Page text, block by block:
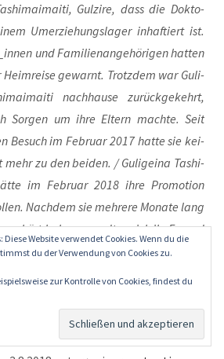
Gul­zi­re, dass die Dok­to­
Umer­zie­hungs­la­ger inhaf­tiert ist.
und Fami­li­en­an­ge­hö­ri­gen hat­ten
Heim­rei­se gewarnt. Trotz­dem war Guli­
nach­hau­se zurück­ge­kehrt,
Sor­gen um ihre Eltern mach­te. Seit
Besuch im Febru­ar 2017 hat­te sie kei­
mehr zu den bei­den. / Guli­geina Tashi­
im Febru­ar 2018 ihre Pro­mo­ti­on
Nach­dem sie meh­re­re Mona­te lang
gehört haben, wand­ten sich ihr Freund
ihre Schwes­ter Gul­zi­re sowohl an die
sie sich, die Auf­merk­sam­keit auf
- Hin­ter­grund­in­for­ma­tio­nen
schrift­li­che Aktio­nen bis spä­
Website verwendet Cookies. Wenn du die
du der Verwendung von Cookies zu.
zur Kontrolle von Cookies, findest du